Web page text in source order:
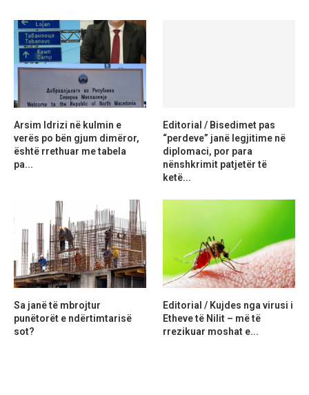
Arsim Idrizi në kulmin e
verës po bën gjum dimëror,
është rrethuar me tabela
pa...
Editorial / Bisedimet pas
“perdeve” janë legjitime në
diplomaci, por para
nënshkrimit patjetër të
ketë...
Sa janë të mbrojtur
punëtorët e ndërtimtarisë
sot?
Editorial / Kujdes nga virusi i
Etheve të Nilit – më të
rrezikuar moshat e...